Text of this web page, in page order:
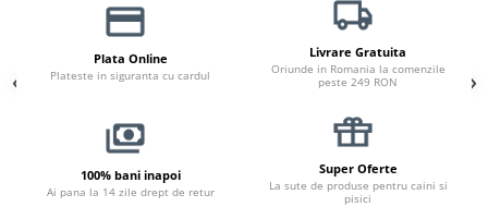
Recompense Pisici
Semi-umede
Proteice
Plata Online
Plateste in siguranta cu cardul
Livrare Gratuita
Oriunde in Romania la comenzile
peste 249 RON
100% bani inapoi
Ai pana la 14 zile drept de retur
Super Oferte
La sute de produse pentru caini si
pisici